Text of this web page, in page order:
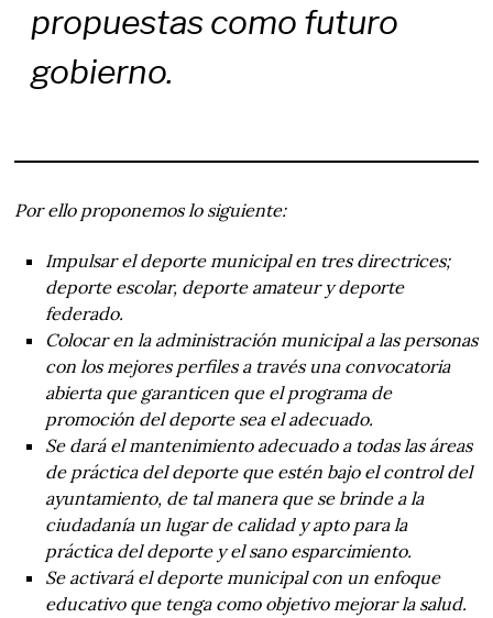
propuestas como futuro
gobierno.
Por ello proponemos lo siguiente:
Impulsar el deporte municipal en tres directrices;
deporte escolar, deporte amateur y deporte
federado.
Colocar en la administración municipal a las personas
con los mejores perfiles a través una convocatoria
abierta que garanticen que el programa de
promoción del deporte sea el adecuado.
Se dará el mantenimiento adecuado a todas las áreas
de práctica del deporte que estén bajo el control del
ayuntamiento, de tal manera que se brinde a la
ciudadanía un lugar de calidad y apto para la
práctica del deporte y el sano esparcimiento.
Se activará el deporte municipal con un enfoque
educativo que tenga como objetivo mejorar la salud.